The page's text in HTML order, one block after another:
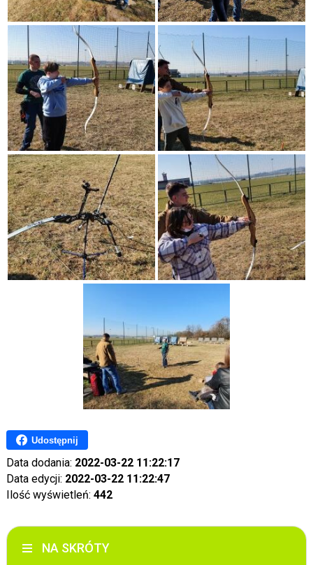
Udostępnij
Data dodania: 2022-03-22 11:22:17
Data edycji: 2022-03-22 11:22:47
Ilość wyświetleń: 442
NA SKRÓTY